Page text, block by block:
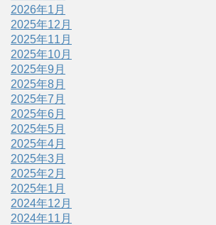
2026年1月
2025年12月
2025年11月
2025年10月
2025年9月
2025年8月
2025年7月
2025年6月
2025年5月
2025年4月
2025年3月
2025年2月
2025年1月
2024年12月
2024年11月